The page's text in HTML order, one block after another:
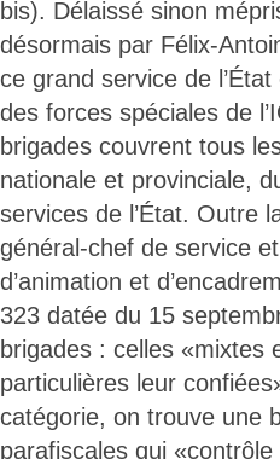
bis). Délaissé sinon
désormais par Félix-
ce grand service de
des forces spéciales de
brigades couvrent tous
nationale et provinciale,
services de l’État. Outre
général-chef de service
d’animation et
323 datée du 15
brigades : celles «mixtes
particulières leur
catégorie, on trouve une
parafiscales qui